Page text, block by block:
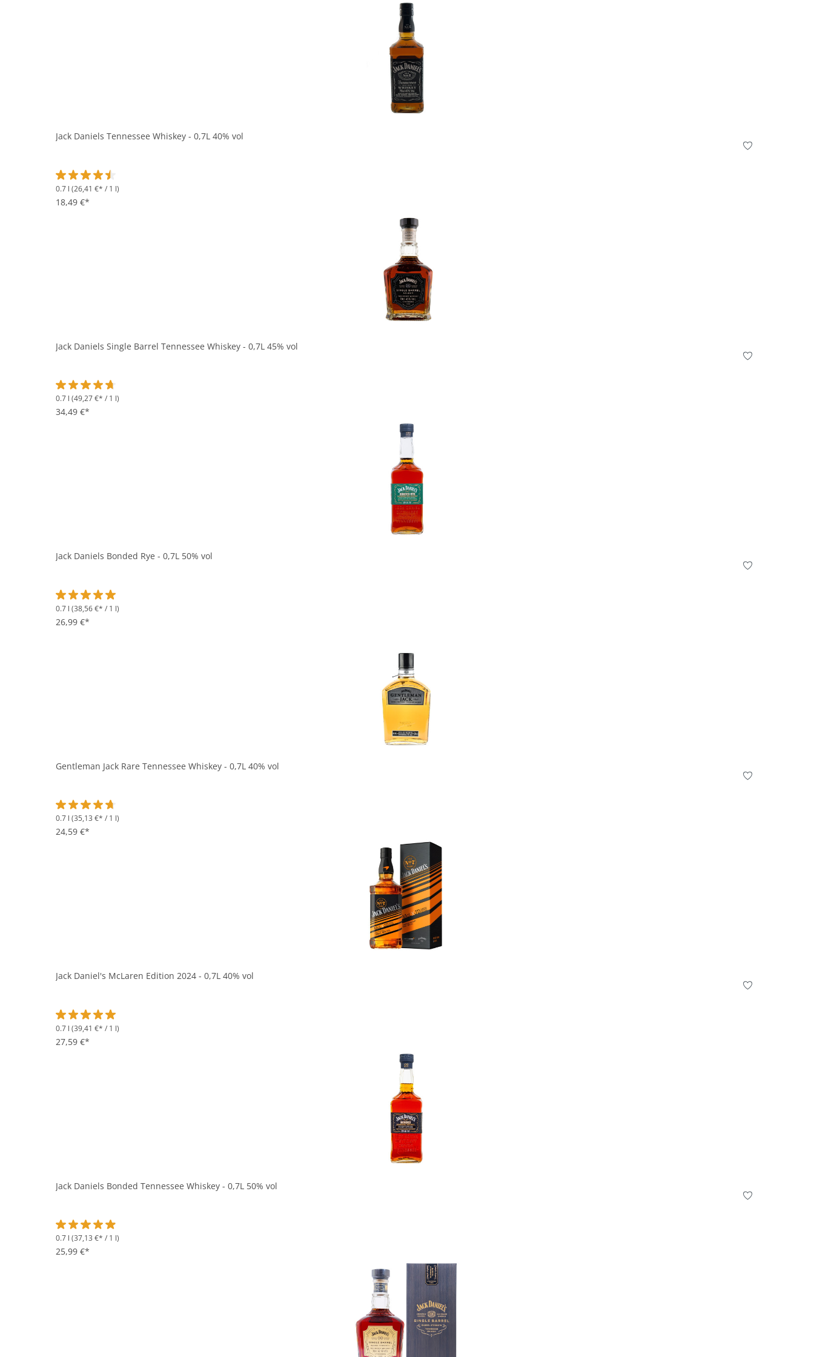
Jack Daniels Tennessee Whiskey - 0,7L 40% vol
Durchschnittliche Bewertung von 4.6 von 5 Sternen
0.7 l (26,41 €* / 1 l)
18,49 €*
In den Korb
Jack Daniels Single Barrel Tennessee Whiskey - 0,7L 45% vol
Durchschnittliche Bewertung von 4.8 von 5 Sternen
0.7 l (49,27 €* / 1 l)
34,49 €*
In den Korb
Jack Daniels Bonded Rye - 0,7L 50% vol
Durchschnittliche Bewertung von 5 von 5 Sternen
0.7 l (38,56 €* / 1 l)
26,99 €*
In den Korb
Gentleman Jack Rare Tennessee Whiskey - 0,7L 40% vol
Durchschnittliche Bewertung von 4.8 von 5 Sternen
0.7 l (35,13 €* / 1 l)
24,59 €*
In den Korb
Jack Daniel's McLaren Edition 2024 - 0,7L 40% vol
Durchschnittliche Bewertung von 5 von 5 Sternen
0.7 l (39,41 €* / 1 l)
27,59 €*
In den Korb
Jack Daniels Bonded Tennessee Whiskey - 0,7L 50% vol
Durchschnittliche Bewertung von 4.9 von 5 Sternen
0.7 l (37,13 €* / 1 l)
25,99 €*
In den Korb